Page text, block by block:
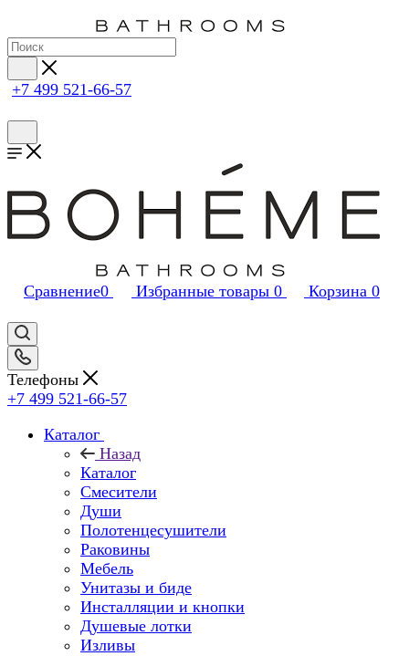
+7 499 521-66-57
Сравнение0 Избранные товары 0 Корзина 0
Телефоны
+7 499 521-66-57
Каталог
Назад
Каталог
Смесители
Души
Полотенцесушители
Раковины
Мебель
Унитазы и биде
Инсталляции и кнопки
Душевые лотки
Изливы